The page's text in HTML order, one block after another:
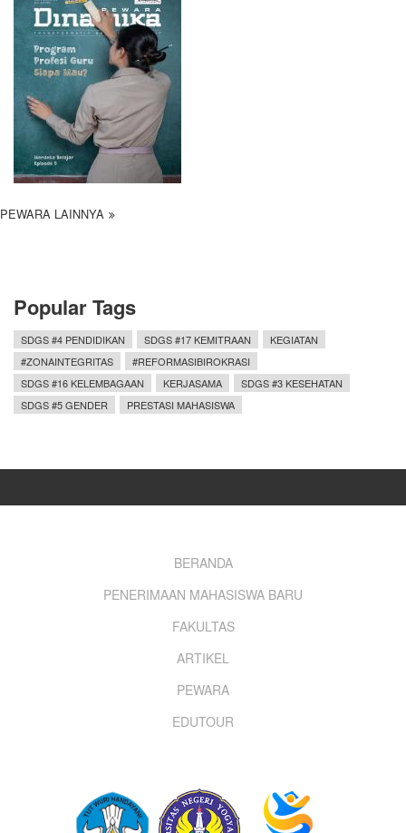
PEWARA LAINNYA
Popular Tags
SDGS #4 PENDIDIKAN SDGS #17 KEMITRAAN
KEGIATAN
#ZONAINTEGRITAS
#REFORMASIBIROKRASI
SDGS #16 KELEMBAGAAN
KERJASAMA
SDGS #3 KESEHATAN
SDGS #5 GENDER
PRESTASI MAHASISWA
BERANDA
PENERIMAAN MAHASISWA BARU
FAKULTAS
ARTIKEL
PEWARA
EDUTOUR